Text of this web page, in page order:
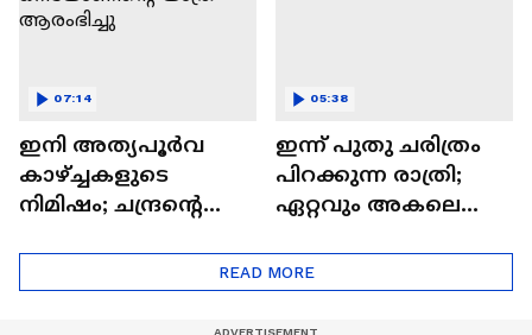
ഇനി അത്യപൂര്‍വ
കാഴ്ച്ചകളുടെ
നിമിഷം; ചന്ദ്രന്റെ
ഒറിയോണിന്റെ യാത്ര
ആരംഭിച്ചു
07:14
ഇന്ന് പുതു ചരിത്രം
പിറക്കുന്ന രാത്രി;
ഏറ്റവും അകലെ
05:38
READ MORE